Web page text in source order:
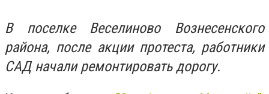
В поселке Веселиново Вознесенского
района, после акции протеста, работники
САД начали ремонтировать дорогу.